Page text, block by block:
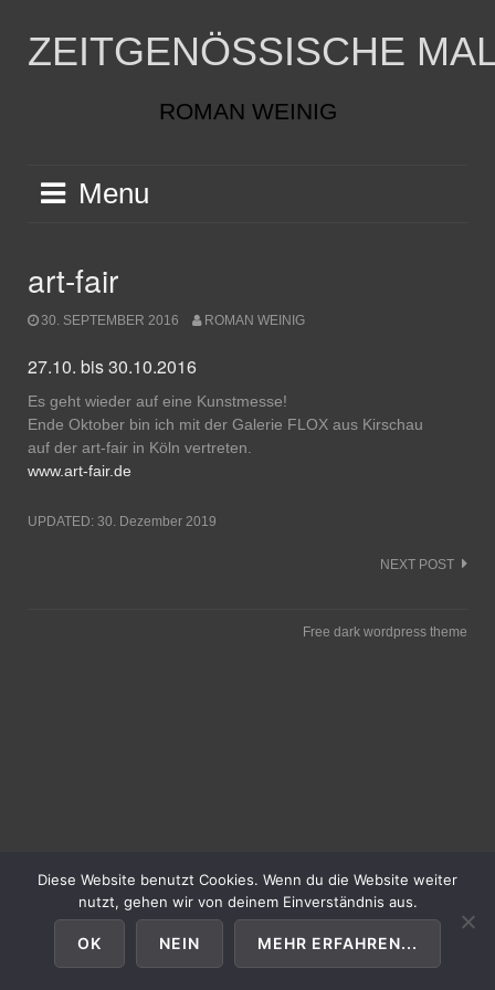
contentZEITGENÖSSISCHE
ROMAN WEINIG
Menu
art-fair
30. SEPTEMBER 2016 ROMAN WEINIG
27.10. bis 30.10.2016
Es geht wieder auf eine Kunstmesse!
Ende Oktober bin ich mit der Galerie FLOX aus Kirschau
auf der art-fair in Köln vertreten.
www.art-fair.de
UPDATED: 30. Dezember 2019
NEXT POST
Free dark wordpress theme
Diese Website benutzt Cookies. Wenn du die Website weiter
nutzt, gehen wir von deinem Einverständnis aus.
OK NEIN MEHR ERFAHREN...